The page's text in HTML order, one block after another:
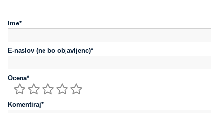
Ime*
E-naslov (ne bo objavljeno)*
Ocena*
Komentiraj*